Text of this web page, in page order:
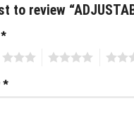
to review
*
*